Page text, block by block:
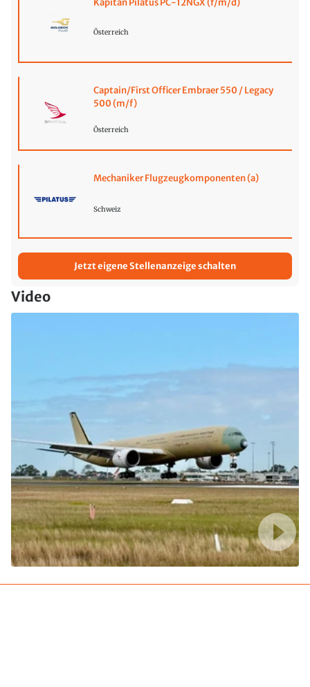
Kapitän Pilatus PC-12NGX (f/m/d)
Österreich
Captain/First Officer Embraer 550 / Legacy
500 (m/f)
Österreich
Mechaniker Flugzeugkomponenten (a)
Schweiz
Jetzt eigene Stellenanzeige schalten
Video